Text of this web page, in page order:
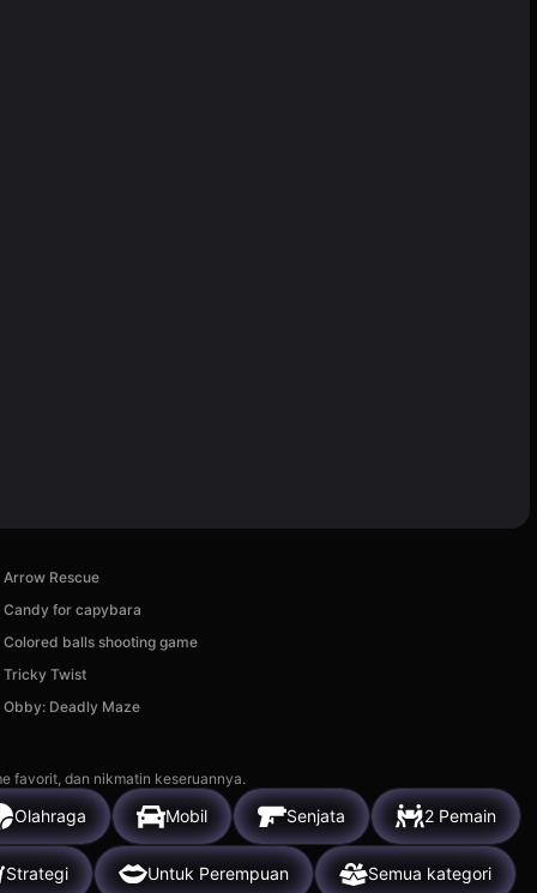
Arrow Rescue
Candy for capybara
Colored balls shooting game
Tricky Twist
Obby: Deadly Maze
favorit, dan nikmatin keseruannya.
Olahraga Mobil Senjata 2 Pemain
Strategi Untuk Perempuan Semua kategori